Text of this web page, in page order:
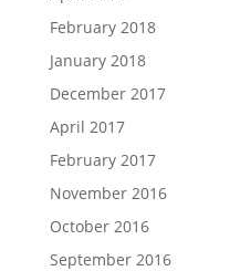
February 2018
January 2018
December 2017
April 2017
February 2017
November 2016
October 2016
September 2016